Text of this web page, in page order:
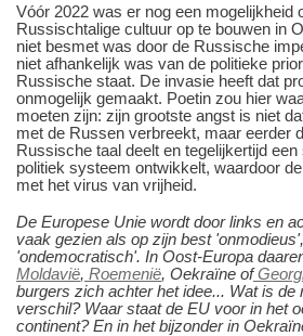
Vóór 2022 was er nog een mogelijkheid
Russischtalige cultuur op te bouwen in
niet besmet was door de Russische
niet afhankelijk was van de politieke
Russische staat. De invasie heeft dat
onmogelijk gemaakt. Poetin zou hier
moeten zijn: zijn grootste angst is niet
met de Russen verbreekt, maar eerder
Russische taal deelt en tegelijkertijd
politiek systeem ontwikkelt, waardoor
met het virus van vrijheid.
De Europese Unie wordt door links en
vaak gezien als op zijn best
'ondemocratisch'. In Oost-Europa
Moldavië, Roemenië, Oekraïne of
burgers zich achter het idee... Wat is de
verschil? Waar staat de EU voor in het
continent? En in het bijzonder in